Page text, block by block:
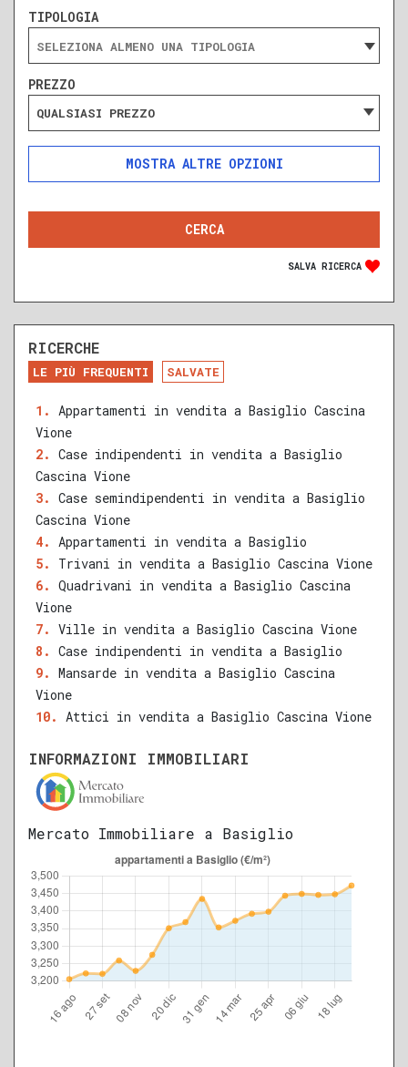
TIPOLOGIA
PREZZO
QUALSIASI PREZZO
ALTRE OPZIONI
SOLO ANNUNCI IN ASTA
DA RISTRUTTURARE
NUOVA COSTRUZIONE
RECENTE
RISTRUTTURATO
QUALSIASI SUPERFICIE
A B
SALVA RICERCA
RICERCHE
LE PIÙ FREQUENTI SALVATE
Appartamenti in vendita a Basiglio Cascina
Vione
Case indipendenti in vendita a Basiglio
Cascina Vione
Case semindipendenti in vendita a Basiglio
Cascina Vione
Appartamenti in vendita a Basiglio
Trivani in vendita a Basiglio Cascina Vione
Quadrivani in vendita a Basiglio Cascina
Vione
Ville in vendita a Basiglio Cascina Vione
Case indipendenti in vendita a Basiglio
Mansarde in vendita a Basiglio Cascina
Vione
Attici in vendita a Basiglio Cascina Vione
INFORMAZIONI IMMOBILIARI
Mercato Immobiliare a Basiglio